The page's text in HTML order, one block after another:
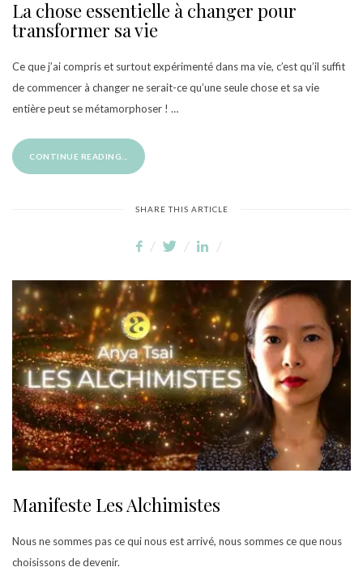
La chose essentielle à changer pour
transformer sa vie
Ce que j’ai compris et surtout expérimenté dans ma vie, c’est qu’il suffit
de commencer à changer ne serait-ce qu’une seule chose et sa vie
entière peut se métamorphoser ! …
CONTINUE READING...
SHARE THIS ARTICLE
Manifeste Les Alchimistes
Nous ne sommes pas ce qui nous est arrivé, nous sommes ce que nous
choisissons de devenir.